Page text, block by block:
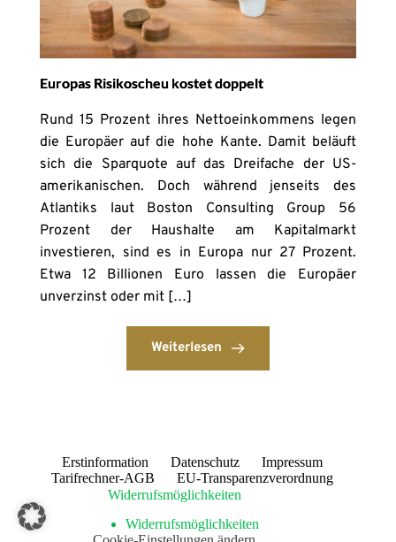
Europas Risikoscheu kostet doppelt
Rund 15 Prozent ihres Nettoeinkommens legen
die Europäer auf die hohe Kante. Damit beläuft
sich die Sparquote auf das Dreifache der US-
amerikanischen. Doch während jenseits des
Atlantiks laut Boston Consulting Group 56
Prozent der Haushalte am Kapitalmarkt
investieren, sind es in Europa nur 27 Prozent.
Etwa 12 Billionen Euro lassen die Europäer
unverzinst oder mit […]
Weiterlesen
Erstinformation Datenschutz
Impressum
Tarifrechner-AGB
EU-Transparenzverordnung
Widerrufsmöglichkeiten
Widerrufsmöglichkeiten